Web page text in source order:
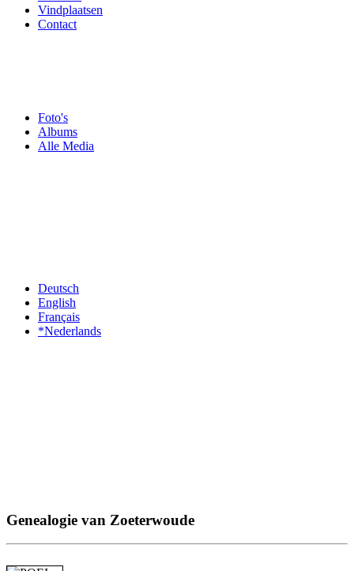
Foto's
Albums
Alle Media
Vindplaatsen
Contact
Deutsch
English
Français
*Nederlands
Genealogie van Zoeterwoude